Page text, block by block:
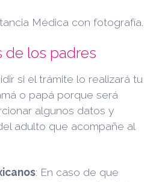
Médica con fotografía.
de los padres
si el trámite lo realizará tu
o papá porque será
algunos datos y
adulto que acompañe al
: En caso de que